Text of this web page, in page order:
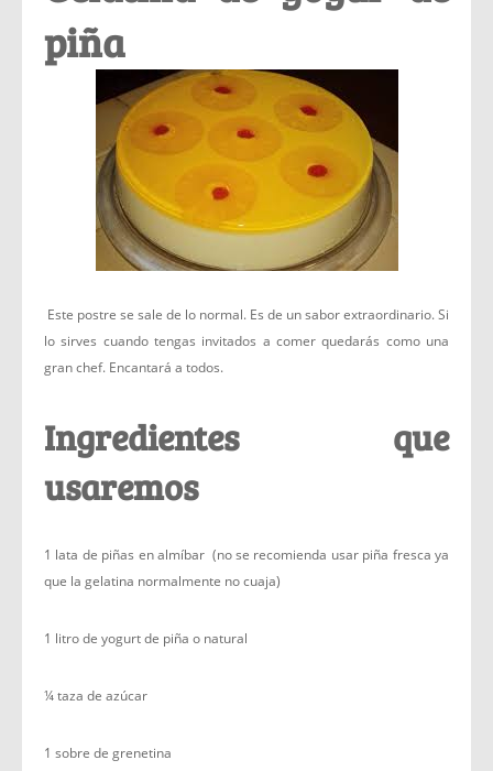
piña
Este postre se sale de lo normal. Es de un sabor extraordinario. Si
lo sirves cuando tengas invitados a comer quedarás como una
gran chef. Encantará a todos.
Ingredientes que
usaremos
1 lata de piñas en almíbar (no se recomienda usar piña fresca ya
que la gelatina normalmente no cuaja)
1 litro de yogurt de piña o natural
¼ taza de azúcar
1 sobre de grenetina